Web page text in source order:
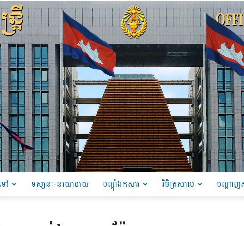
ៅ ទស្សនៈ-នយោបាយ បណ្ដុំឯកសារ វិចិត្រសាល បណ្តាញ